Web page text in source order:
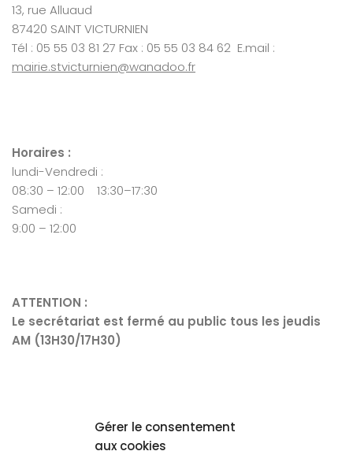
Gérer le consentement
aux cookies
13, rue Alluaud
87420 SAINT VICTURNIEN
Tél : 05 55 03 81 27 Fax : 05 55 03 84 62 E.mail :
mairie.stvicturnien@wanadoo.fr
Horaires :
lundi-Vendredi :
08:30 – 12:00 13:30–17:30
Samedi :
9:00 – 12:00
ATTENTION :
Le secrétariat est fermé au public tous les jeudis
AM (13H30/17H30)